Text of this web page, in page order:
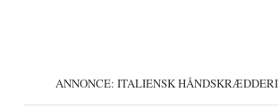
ANNONCE: ITALIENSK HÅNDSKRÆDDERI